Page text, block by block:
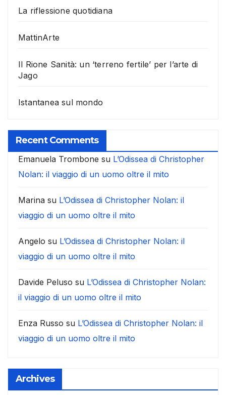
La riflessione quotidiana
MattinArte
Il Rione Sanità: un ‘terreno fertile’ per l’arte di
Jago
Istantanea sul mondo
Recent Comments
Emanuela Trombone su L’Odissea di Christopher
Nolan: il viaggio di un uomo oltre il mito
Marina su L’Odissea di Christopher Nolan: il
viaggio di un uomo oltre il mito
Angelo su L’Odissea di Christopher Nolan: il
viaggio di un uomo oltre il mito
Davide Peluso su L’Odissea di Christopher Nolan:
il viaggio di un uomo oltre il mito
Enza Russo su L’Odissea di Christopher Nolan: il
viaggio di un uomo oltre il mito
Archives